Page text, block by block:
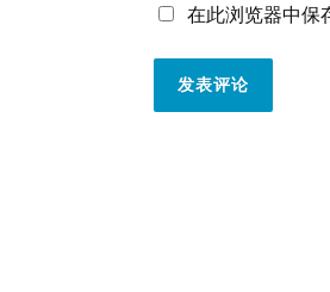
在此浏览器中保